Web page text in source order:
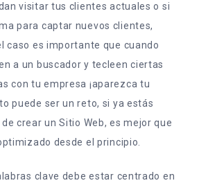
visitar tus clientes actuales o si
para captar nuevos clientes,
caso es importante que cuando
a un buscador y tecleen ciertas
con tu empresa ¡aparezca tu
puede ser un reto, si ya estás
crear un Sitio Web, es mejor que
desde el principio.
clave debe estar centrado en